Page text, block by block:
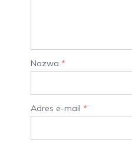
Nazwa *
Adres e-mail *